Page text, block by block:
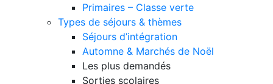
Primaires – Classe verte
Types de séjours & thèmes
Séjours d’intégration
Automne & Marchés de Noël
Les plus demandés
Sorties scolaires